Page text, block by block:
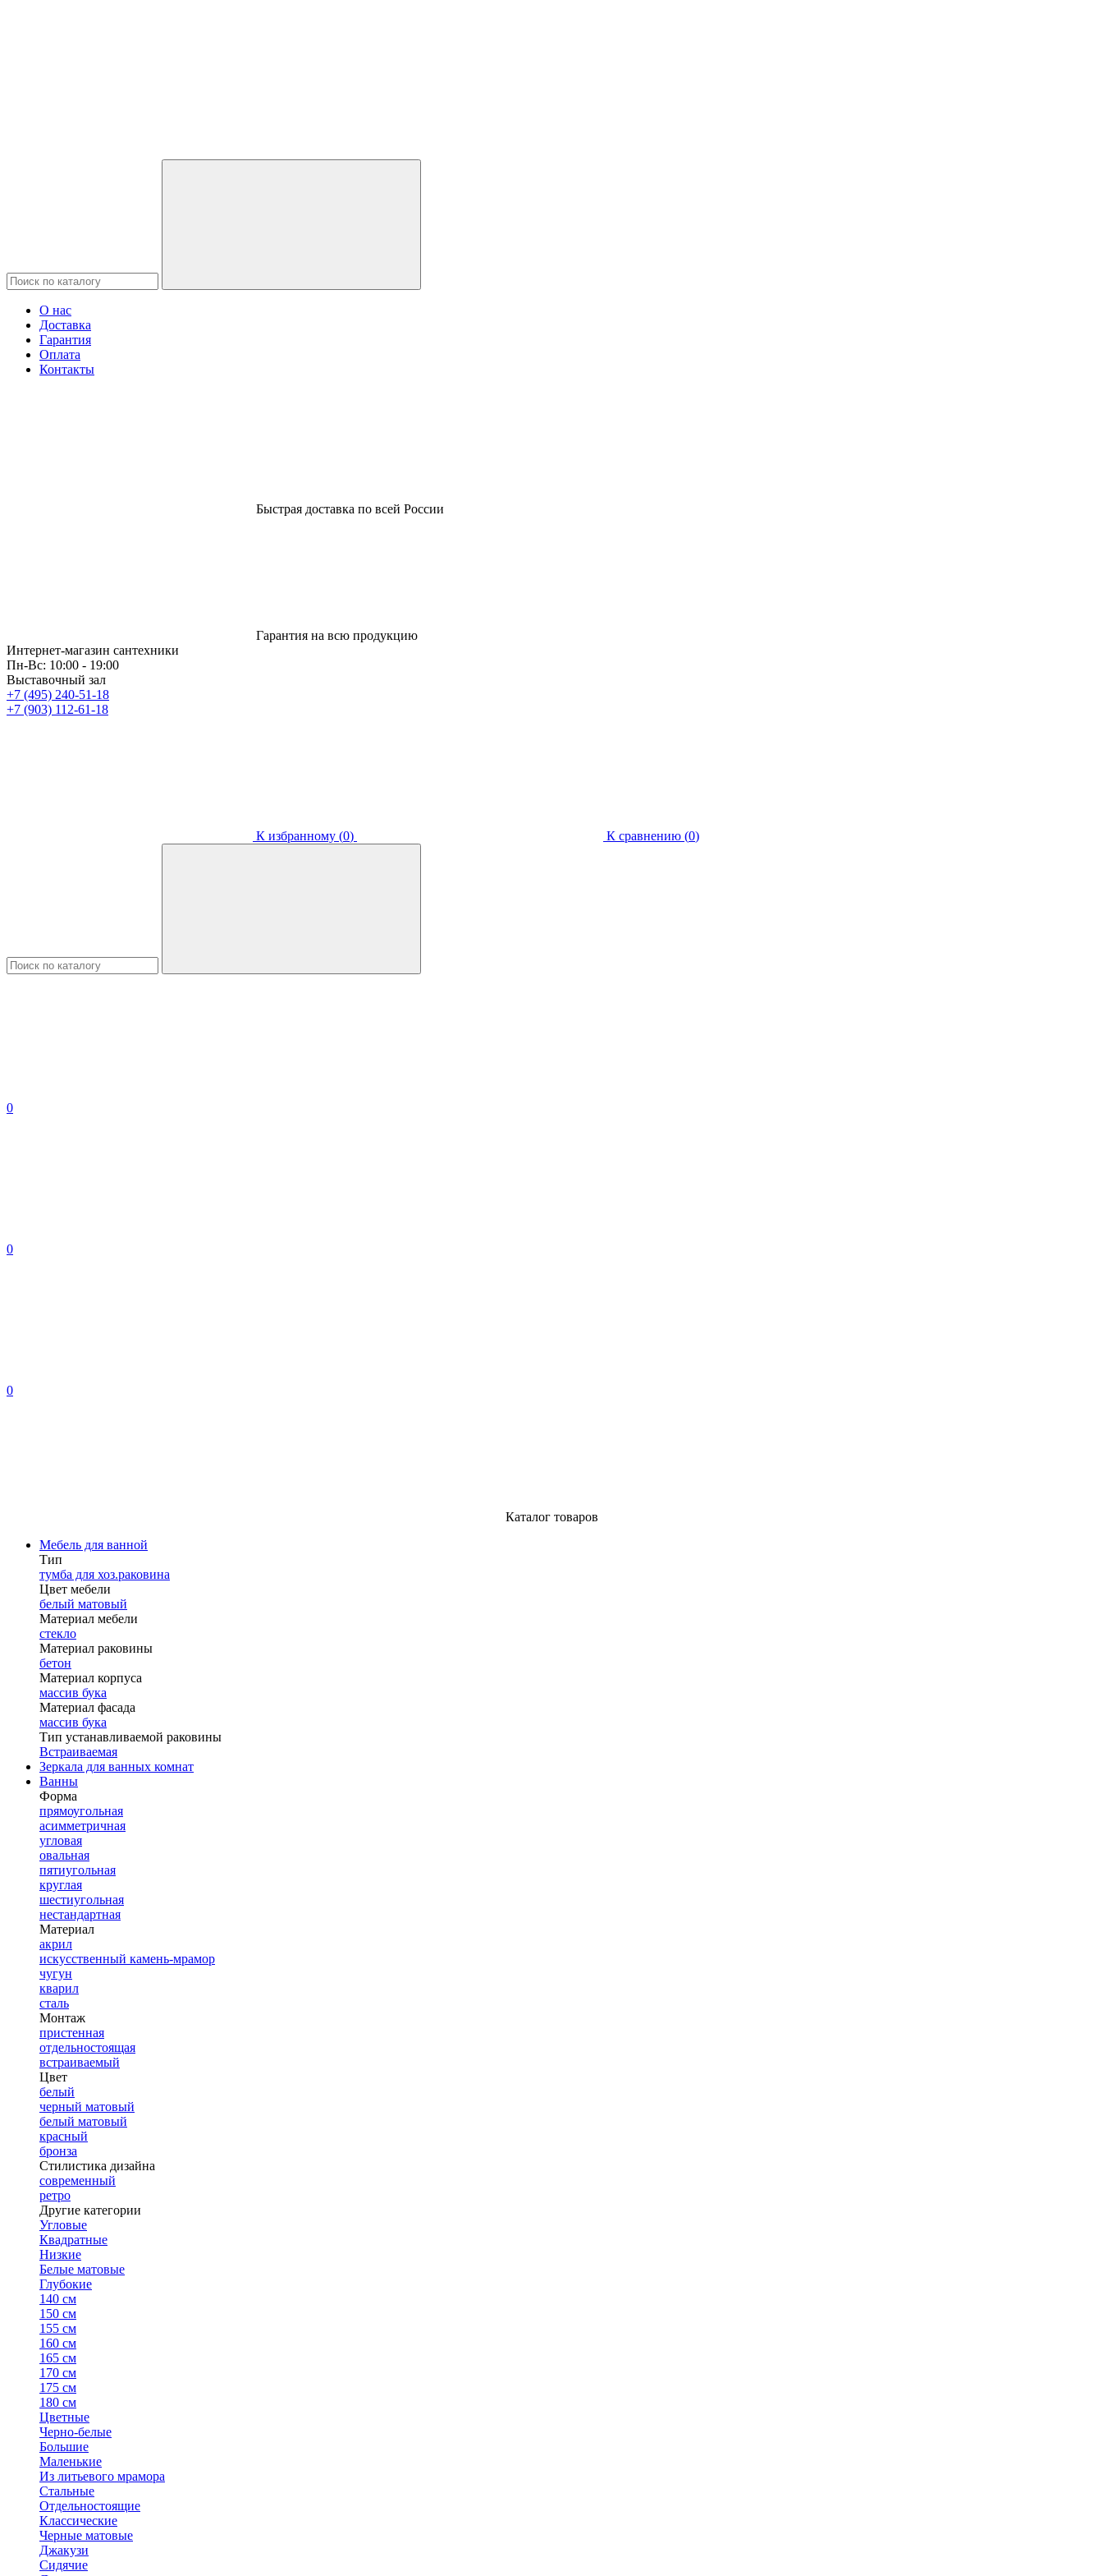
О нас
Доставка
Гарантия
Оплата
Контакты
Быстрая доставка по всей России
Гарантия на всю продукцию
Интернет-магазин сантехники
Пн-Вс: 10:00 - 19:00
Выставочный зал
+7 (495) 240-51-18
+7 (903) 112-61-18
К избранному (0) К сравнению (0)
0
0
0
Каталог товаров
Мебель для ванной
Тип
тумба для хоз.раковина
Цвет мебели
белый матовый
Материал мебели
стекло
Материал раковины
бетон
Материал корпуса
массив бука
Материал фасада
массив бука
Тип устанавливаемой раковины
Встраиваемая
Зеркала для ванных комнат
Ванны
Форма
прямоугольная
асимметричная
угловая
овальная
пятиугольная
круглая
шестиугольная
нестандартная
Материал
акрил
искусственный камень-мрамор
чугун
кварил
сталь
Монтаж
пристенная
отдельностоящая
встраиваемый
Цвет
белый
черный матовый
белый матовый
красный
бронза
Стилистика дизайна
современный
ретро
Другие категории
Угловые
Квадратные
Низкие
Белые матовые
Глубокие
140 см
150 см
155 см
160 см
165 см
170 см
175 см
180 см
Цветные
Черно-белые
Большие
Маленькие
Из литьевого мрамора
Стальные
Отдельностоящие
Классические
Черные матовые
Джакузи
Сидячие